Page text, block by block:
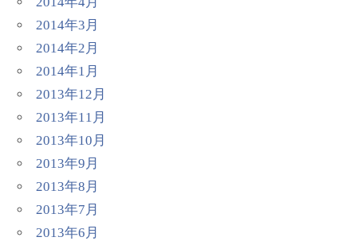
2014年3月
2014年2月
2014年1月
2013年12月
2013年11月
2013年10月
2013年9月
2013年8月
2013年7月
2013年6月